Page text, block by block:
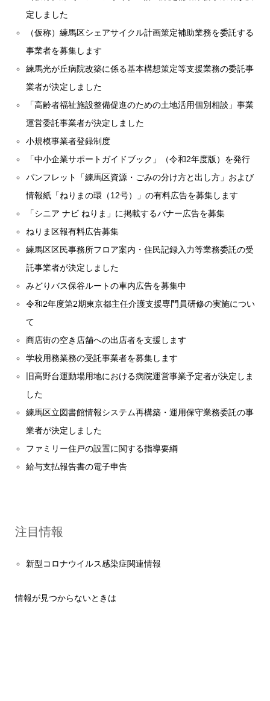
定しました
（仮称）練馬区シェアサイクル計画策定補助業務を委託する
事業者を募集します
練馬光が丘病院改築に係る基本構想策定等支援業務の委託事
業者が決定しました
「高齢者福祉施設整備促進のための土地活用個別相談」事業
運営委託事業者が決定しました
小規模事業者登録制度
「中小企業サポートガイドブック」（令和2年度版）を発行
パンフレット「練馬区資源・ごみの分け方と出し方」および
情報紙「ねりまの環（12号）」の有料広告を募集します
「シニア ナビ ねりま」に掲載するバナー広告を募集
ねりま区報有料広告募集
練馬区区民事務所フロア案内・住民記録入力等業務委託の受
託事業者が決定しました
みどりバス保谷ルートの車内広告を募集中
令和2年度第2期東京都主任介護支援専門員研修の実施につい
て
商店街の空き店舗への出店者を支援します
学校用務業務の受託事業者を募集します
旧高野台運動場用地における病院運営事業予定者が決定しま
した
練馬区立図書館情報システム再構築・運用保守業務委託の事
業者が決定しました
ファミリー住戸の設置に関する指導要綱
給与支払報告書の電子申告
注目情報
新型コロナウイルス感染症関連情報
情報が見つからないときは